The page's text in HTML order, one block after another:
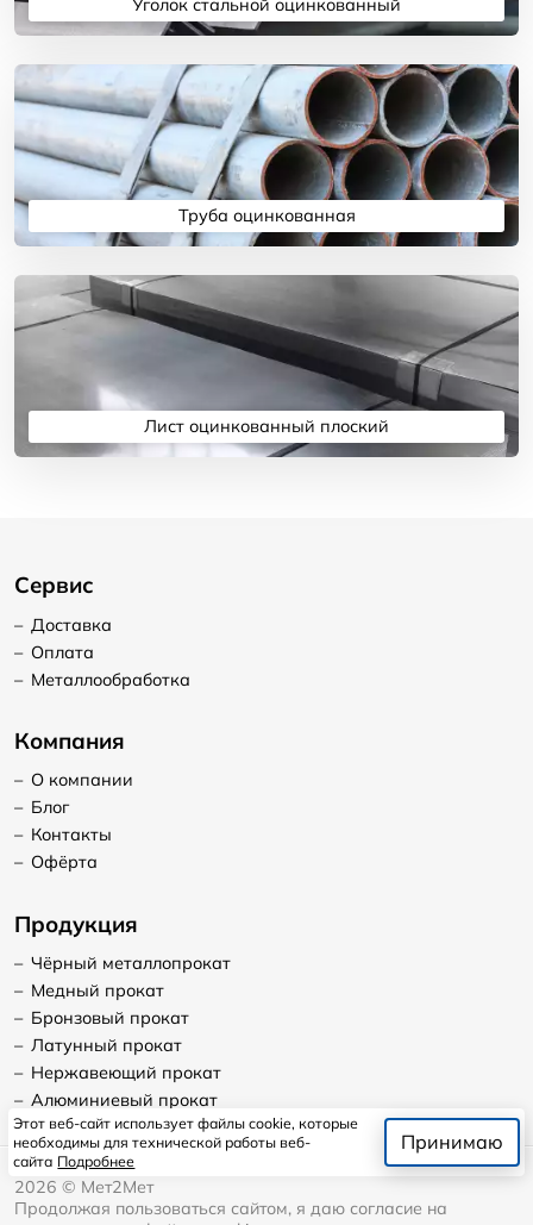
Уголок стальной оцинкованный
Подробнее
Труба оцинкованная
Подробнее
Лист оцинкованный плоский
Подробнее
Сервис
– Доставка
– Оплата
– Металлообработка
Компания
– О компании
– Блог
– Контакты
– Офёрта
Продукция
– Чёрный металлопрокат
– Медный прокат
– Бронзовый прокат
– Латунный прокат
– Нержавеющий прокат
– Алюминиевый прокат
2026 © Мет2Мет
Продолжая пользоваться сайтом, я даю согласие на
Этот веб-сайт использует файлы cookie, которые
необходимы для технической работы веб-
сайта Подробнее
Принимаю